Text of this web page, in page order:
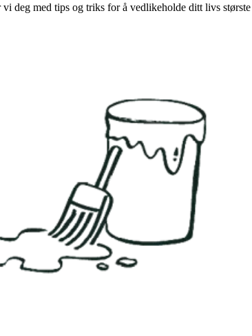
deg med tips og triks for å vedlikeholde ditt livs